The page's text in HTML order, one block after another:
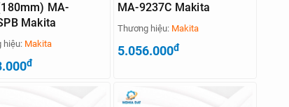
MA-
Makita
hiệu: Makita
đ
MA-9237C Makita
Thương hiệu: Makita
5.056.000đ